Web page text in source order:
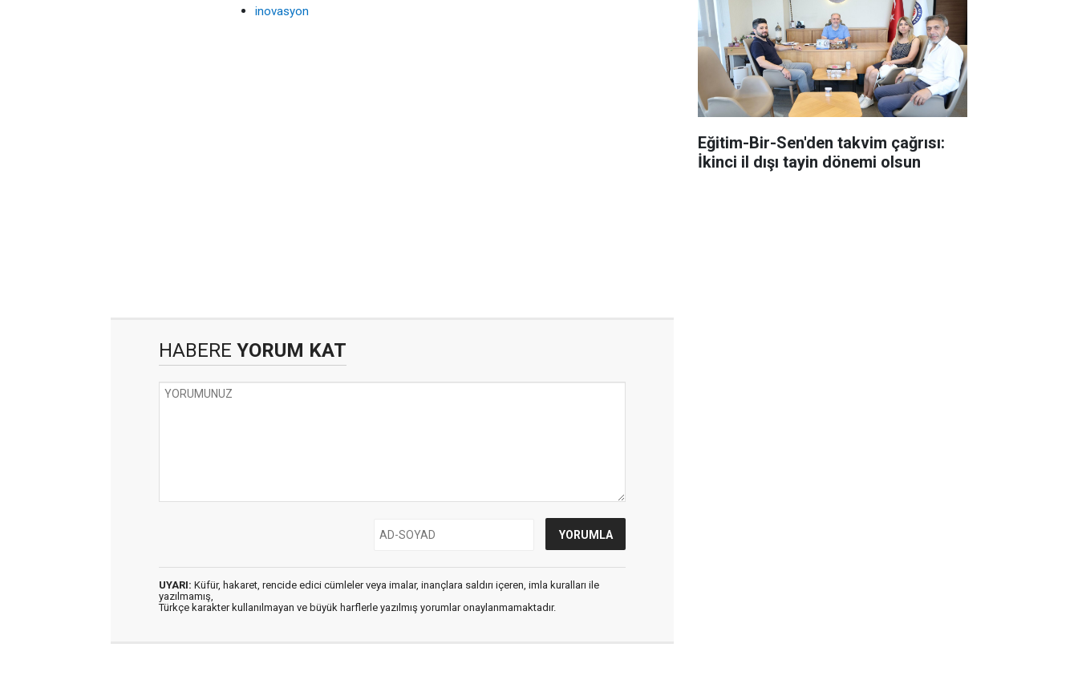
inovasyon
HABERE YORUM KAT
UYARI: Küfür, hakaret, rencide edici cümleler veya imalar, inançlara saldırı içeren, imla kuralları ile
yazılmamış,
Türkçe karakter kullanılmayan ve büyük harflerle yazılmış yorumlar onaylanmamaktadır.
Eğitim-Bir-Sen'den takvim çağrısı:
İkinci il dışı tayin dönemi olsun